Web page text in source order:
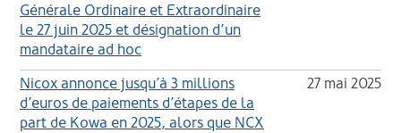
Générale Ordinaire et Extraordinaire
le 27 juin 2025 et désignation d’un
mandataire ad hoc
Nicox annonce jusqu’à 3 millions
d’euros de paiements d’étapes de la
part de Kowa en 2025, alors que NCX
27 mai 2025